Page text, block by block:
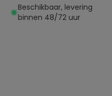
Beschikbaar, levering
binnen 48/72 uur